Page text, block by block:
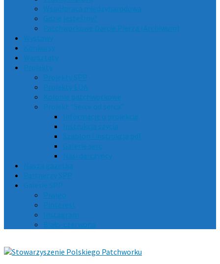
Współpraca międzynarodowa
Gdzie jesteśmy?
Patchworkowe Darcie Pierza (Archiwum)
Wystawy
Konkursy
Warsztaty
Projekty
Projekty SPP
Projekty EQA
Kolonie patchworkowe
Projekt “Serce od serca”
Informacje o projekcie
Instrukcja szycia
Szablon i instrukcja pdf
Galerie serc
Nasi darczyńcy
Nasza gazetka
Partnerzy SPP
Galerie SPP
Piwigo
Pinterest
Instagram
Biało-czerwona